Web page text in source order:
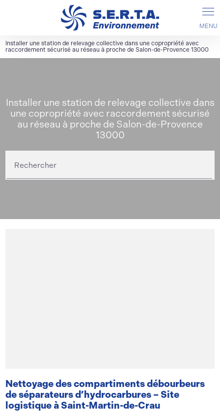
Installer une station de relevage collective dans une copropriété avec
raccordement sécurisé au réseau à proche de Salon-de-Provence 13000
Installer une station de relevage collective dans
une copropriété avec raccordement sécurisé
au réseau à proche de Salon-de-Provence
13000
Rechercher
Nettoyage des compartiments débourbeurs
de séparateurs d’hydrocarbures – Site
logistique à Saint-Martin-de-Crau